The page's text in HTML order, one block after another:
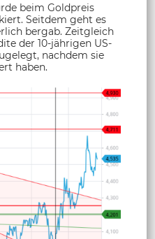
beim Goldpreis
Seitdem geht es
bergab. Zeitgleich
der 10-jährigen US-
nachdem sie
haben.